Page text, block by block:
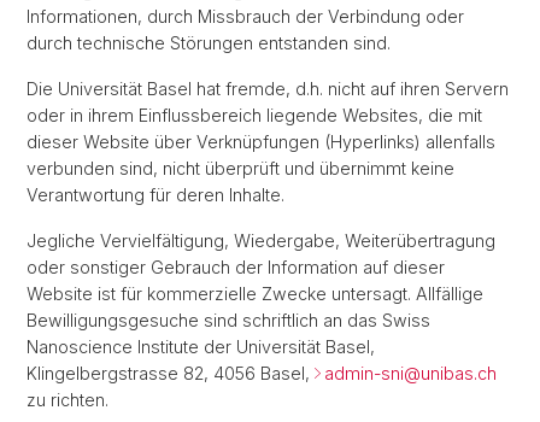
Informationen, durch Missbrauch der Verbindung oder
durch technische Störungen entstanden sind.
Die Universität Basel hat fremde, d.h. nicht auf ihren Servern
oder in ihrem Einflussbereich liegende Websites, die mit
dieser Website über Verknüpfungen (Hyperlinks) allenfalls
verbunden sind, nicht überprüft und übernimmt keine
Verantwortung für deren Inhalte.
Jegliche Vervielfältigung, Wiedergabe, Weiterübertragung
oder sonstiger Gebrauch der Information auf dieser
Website ist für kommerzielle Zwecke untersagt. Allfällige
Bewilligungsgesuche sind schriftlich an das Swiss
Nanoscience Institute der Universität Basel,
Klingelbergstrasse 82, 4056 Basel,
admin-sni@unibas.ch
zu richten.